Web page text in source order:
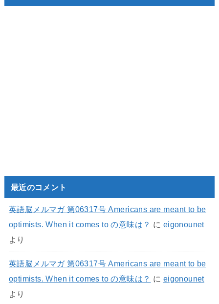
最近のコメント
英語脳メルマガ 第06317号 Americans are meant to be
optimists. When it comes to の意味は？ に eigonounet
より
英語脳メルマガ 第06317号 Americans are meant to be
optimists. When it comes to の意味は？ に eigonounet
より